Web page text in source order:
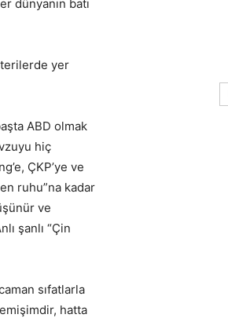
dünyanın batı
yer
ABD olmak
hiç
ÇKP’ye ve
ruhu”na kadar
ve
şanlı “Çin
sıfatlarla
hatta